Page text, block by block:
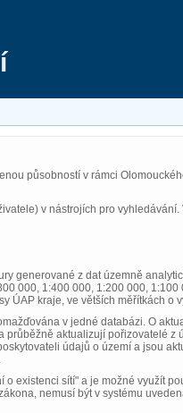
působností v rámci
v nástrojích pro
generované z dat územně
000, 1:400 000, 1:200 000,
ÚAP kraje, ve větších měřítkách o
v jedné databázi. O
aktualizují pořizovatelé z
údajů o území a jsou
existenci sítí" a je možné využít
nemusí být v systému